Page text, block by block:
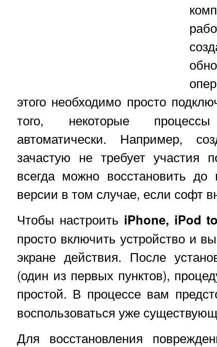
этого необходимо просто
того, некоторые
автоматически. Например,
зачастую не требует участия
всегда можно восстановить до
версии в том случае, если софт
Чтобы настроить iPhone, iPod
просто включить устройство и
экране действия. После
(один из первых пунктов),
простой. В процессе вам
воспользоваться уже
Для восстановления